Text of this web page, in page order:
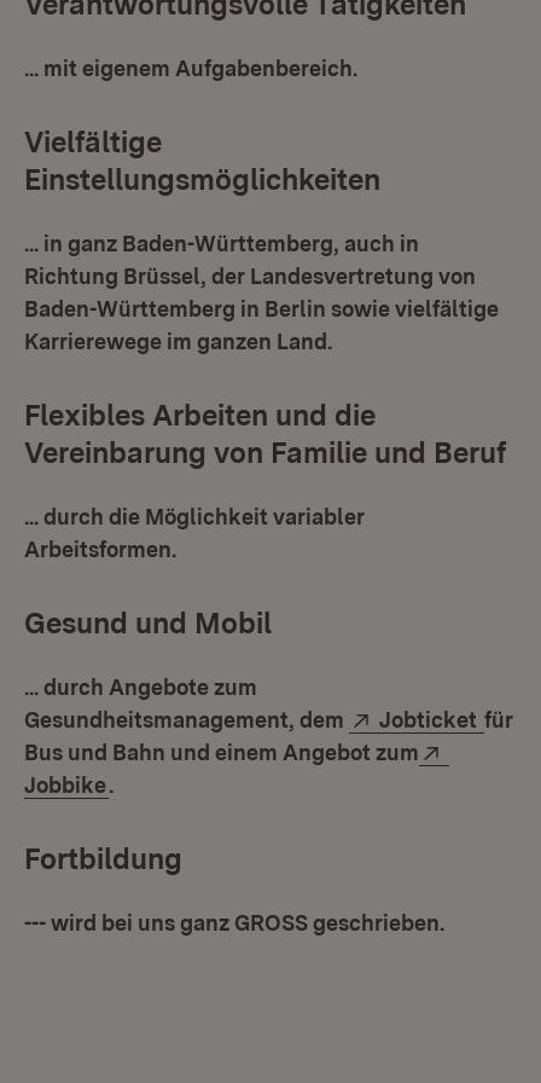
... mit eigenem Aufgabenbereich.
Vielfältige
Einstellungsmöglichkeiten
... in ganz Baden-Württemberg, auch in
Richtung Brüssel, der Landesvertretung von
Baden-Württemberg in Berlin sowie vielfältige
Karrierewege im ganzen Land.
Flexibles Arbeiten und die
Vereinbarung von Familie und Beruf
... durch die Möglichkeit variabler
Arbeitsformen.
Gesund und Mobil
... durch Angebote zum
Gesundheitsmanagement, dem
Extern:
Jobticket für
Bus und Bahn und einem Angebot zum
Jobbike.
Fortbildung
--- wird bei uns ganz GROSS geschrieben.